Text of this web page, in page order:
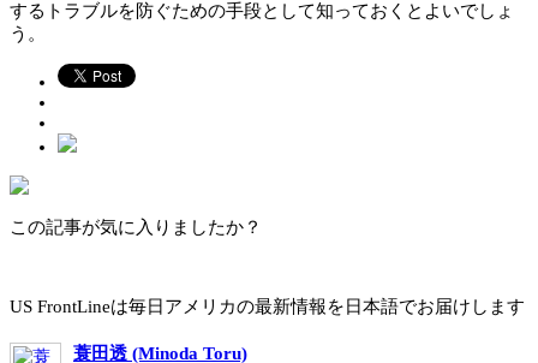
するトラブルを防ぐための手段として知っておくとよいでしょ
う。
この記事が気に入りましたか？
US FrontLineは毎日アメリカの最新情報を日本語でお届けします
蓑田透 (Minoda Toru)